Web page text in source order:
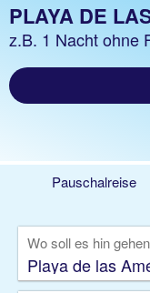
PLAYA DE
z.B. 1 Woche Hotel
PLAYA DE
z.B. 1 Nacht ohne
Pauschalreise
Rundreise
Gruppenreise
Wo soll es hin